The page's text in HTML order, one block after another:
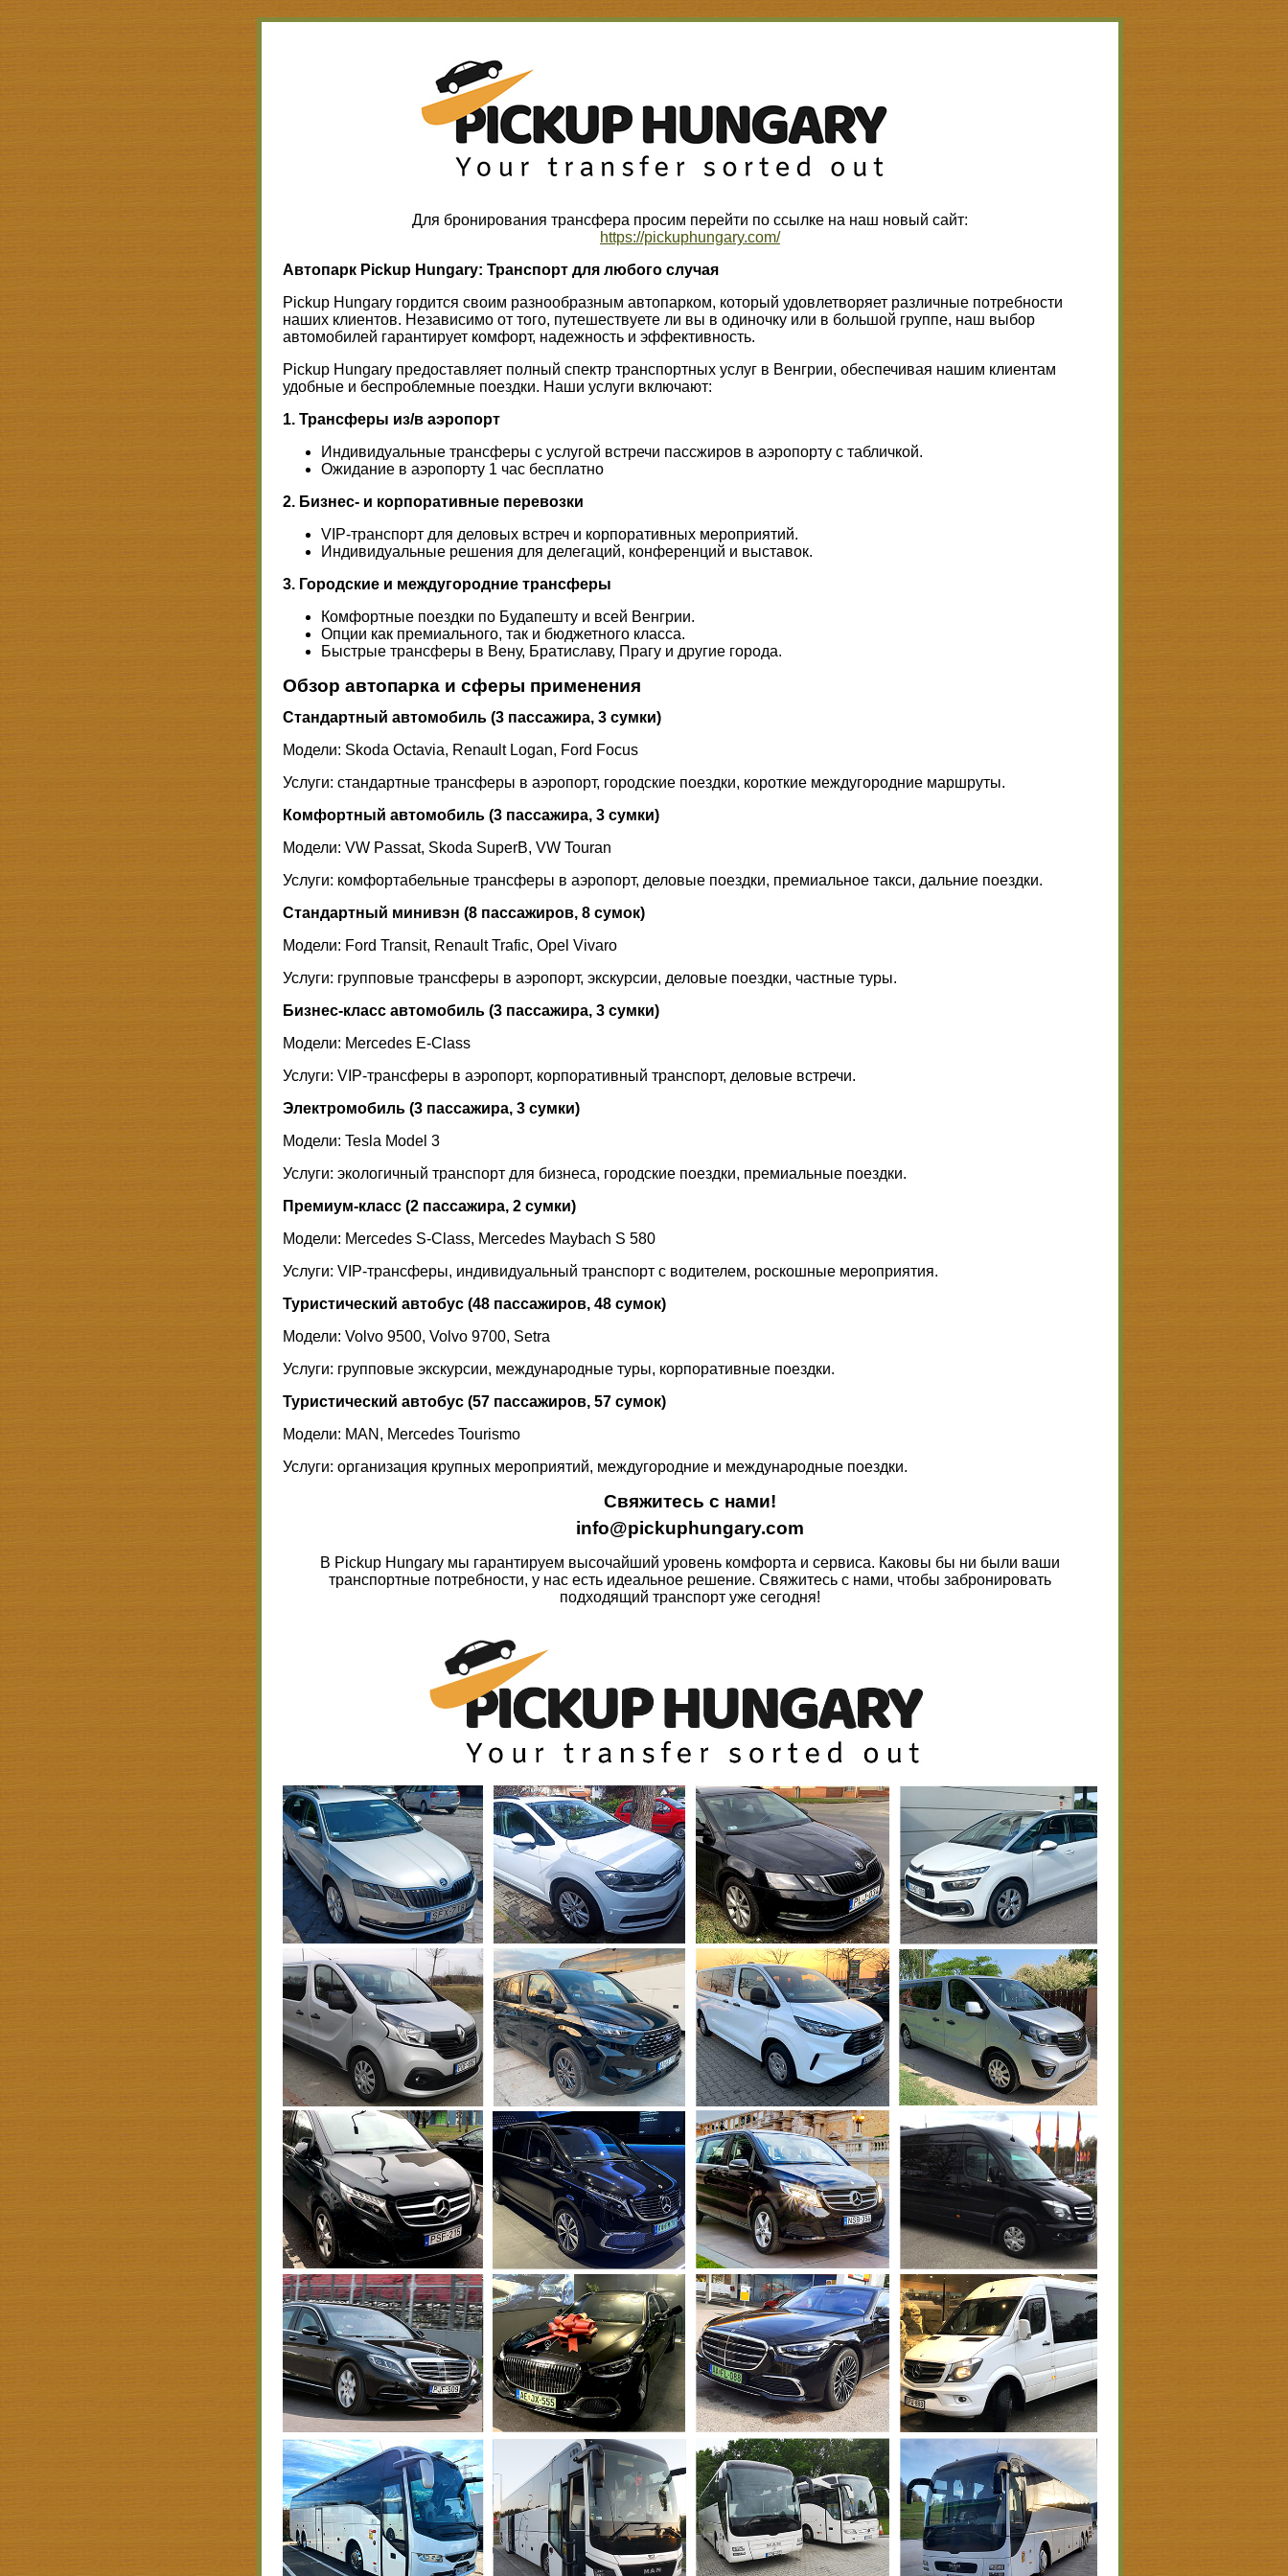
Для бронирования трансфера просим перейти по ссылке на наш новый сайт:
https://pickuphungary.com/
Автопарк Pickup Hungary: Транспорт для любого случая
Pickup Hungary гордится своим разнообразным автопарком, который удовлетворяет различные потребности
наших клиентов. Независимо от того, путешествуете ли вы в одиночку или в большой группе, наш выбор
автомобилей гарантирует комфорт, надежность и эффективность.
Pickup Hungary предоставляет полный спектр транспортных услуг в Венгрии, обеспечивая нашим клиентам
удобные и беспроблемные поездки. Наши услуги включают:
1. Трансферы из/в аэропорт
Индивидуальные трансферы с услугой встречи пассжиров в аэропорту с табличкой.
Ожидание в аэропорту 1 час бесплатно
2. Бизнес- и корпоративные перевозки
VIP-транспорт для деловых встреч и корпоративных мероприятий.
Индивидуальные решения для делегаций, конференций и выставок.
3. Городские и междугородние трансферы
Комфортные поездки по Будапешту и всей Венгрии.
Опции как премиального, так и бюджетного класса.
Быстрые трансферы в Вену, Братиславу, Прагу и другие города.
Обзор автопарка и сферы применения
Стандартный автомобиль (3 пассажира, 3 сумки)
Модели: Skoda Octavia, Renault Logan, Ford Focus
Услуги: стандартные трансферы в аэропорт, городские поездки, короткие междугородние маршруты.
Комфортный автомобиль (3 пассажира, 3 сумки)
Модели: VW Passat, Skoda SuperB, VW Touran
Услуги: комфортабельные трансферы в аэропорт, деловые поездки, премиальное такси, дальние поездки.
Стандартный минивэн (8 пассажиров, 8 сумок)
Модели: Ford Transit, Renault Trafic, Opel Vivaro
Услуги: групповые трансферы в аэропорт, экскурсии, деловые поездки, частные туры.
Бизнес-класс автомобиль (3 пассажира, 3 сумки)
Модели: Mercedes E-Class
Услуги: VIP-трансферы в аэропорт, корпоративный транспорт, деловые встречи.
Электромобиль (3 пассажира, 3 сумки)
Модели: Tesla Model 3
Услуги: экологичный транспорт для бизнеса, городские поездки, премиальные поездки.
Премиум-класс (2 пассажира, 2 сумки)
Модели: Mercedes S-Class, Mercedes Maybach S 580
Услуги: VIP-трансферы, индивидуальный транспорт с водителем, роскошные мероприятия.
Туристический автобус (48 пассажиров, 48 сумок)
Модели: Volvo 9500, Volvo 9700, Setra
Услуги: групповые экскурсии, международные туры, корпоративные поездки.
Туристический автобус (57 пассажиров, 57 сумок)
Модели: MAN, Mercedes Tourismo
Услуги: организация крупных мероприятий, междугородние и международные поездки.
Свяжитесь с нами!
info@pickuphungary.com
В Pickup Hungary мы гарантируем высочайший уровень комфорта и сервиса. Каковы бы ни были ваши
транспортные потребности, у нас есть идеальное решение. Свяжитесь с нами, чтобы забронировать
подходящий транспорт уже сегодня!